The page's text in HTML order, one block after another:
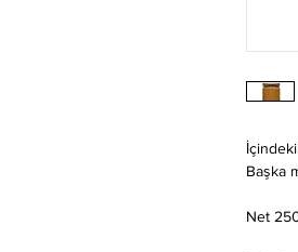
Başka
Net